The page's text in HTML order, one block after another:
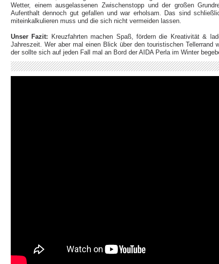
Wetter, einem ausgelassenen Zwischenstopp und der großen
Aufenthalt dennoch gut gefallen und war erholsam. Das sind
miteinkalkulieren muss und die sich nicht vermeiden lassen.
Unser Fazit:
Kreuzfahrten machen Spaß, fördern die Kreativität &
Jahreszeit. Wer aber mal einen Blick über den touristischen Tellerrand
der sollte sich auf jeden Fall mal an Bord der AIDA Perla im Winter